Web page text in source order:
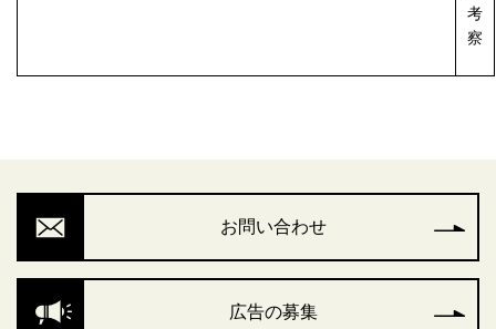
考
察
お問い合わせ
広告の募集